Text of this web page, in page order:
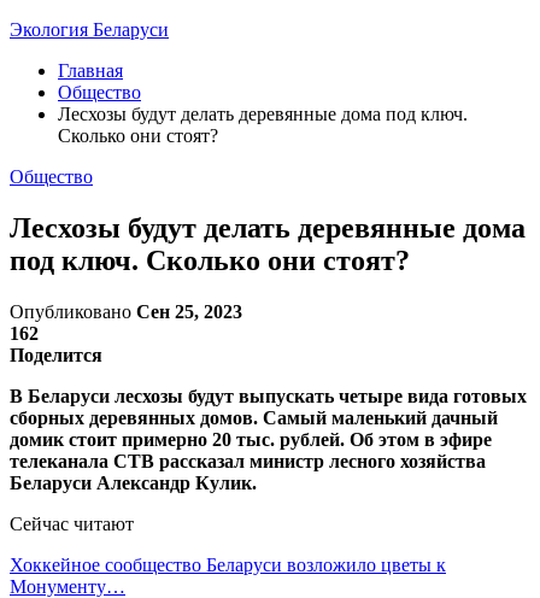
Экология Беларуси
Главная
Общество
Лесхозы будут делать деревянные дома под ключ.
Сколько они стоят?
Общество
Лесхозы будут делать деревянные дома
под ключ. Сколько они стоят?
Опубликовано Сен 25, 2023
162
Поделится
В Беларуси лесхозы будут выпускать четыре вида готовых
сборных деревянных домов. Самый маленький дачный
домик стоит примерно 20 тыс. рублей. Об этом в эфире
телеканала СТВ рассказал министр лесного хозяйства
Беларуси Александр Кулик.
Сейчас читают
Хоккейное сообщество Беларуси возложило цветы к
Монументу…